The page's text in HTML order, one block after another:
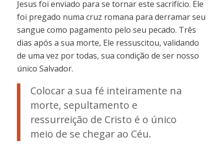
Jesus foi enviado para se tornar este sacrifício. Ele
foi pregado numa cruz romana para derramar seu
sangue como pagamento pelo seu pecado. Três
dias após a sua morte, Ele ressuscitou, validando
de uma vez por todas, sua condição de ser nosso
único Salvador.
Colocar a sua fé inteiramente na
morte, sepultamento e
ressurreição de Cristo é o único
meio de se chegar ao Céu.